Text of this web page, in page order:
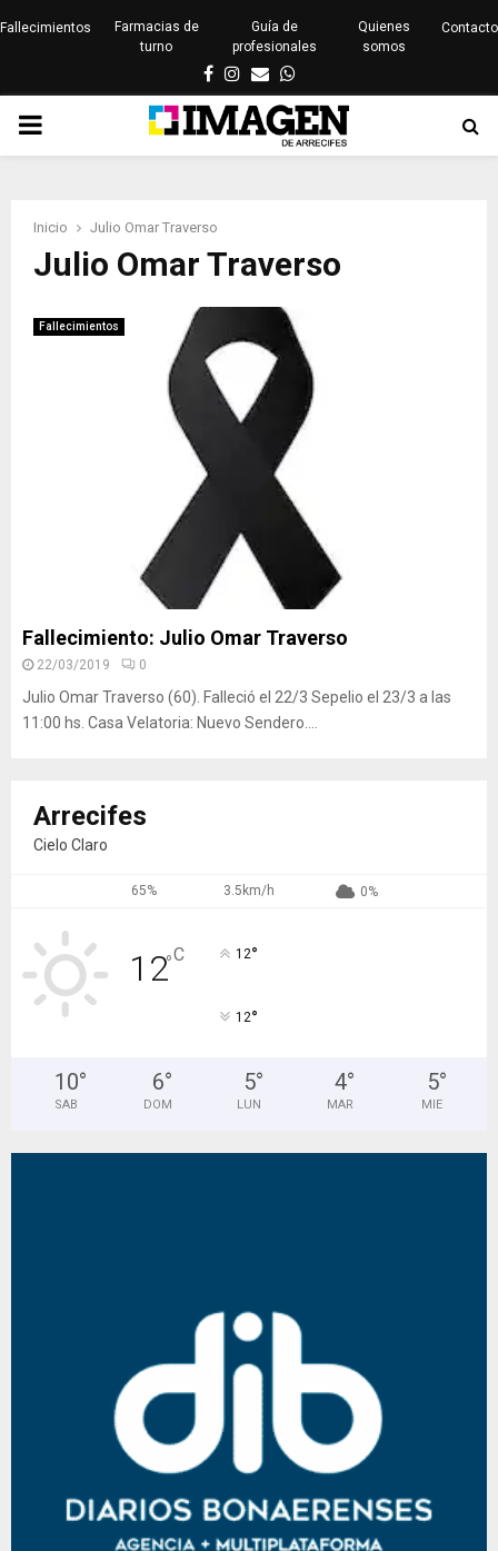
Fallecimientos
Farmacias de
turno
Guía de
profesionales
Quienes
somos
Contacto
Facebook
Instagram
EmailWhatsapp
PRIMARY
Inicio Julio Omar Traverso
Julio Omar Traverso
Fallecimientos
Fallecimiento: Julio Omar Traverso
22/03/2019 0
Julio Omar Traverso (60). Falleció el 22/3 Sepelio el 23/3 a las
11:00 hs. Casa Velatoria: Nuevo Sendero....
Arrecifes
Cielo Claro
65% 3.5km/h 0%
12°C 12°
12°
10°
SAB
6°
DOM
5°
LUN
4°
MAR
5°
MIE